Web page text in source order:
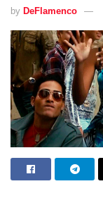
by DeFlamenco